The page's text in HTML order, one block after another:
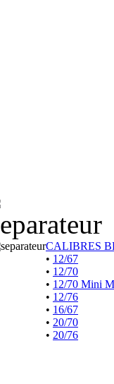
CALIBRES
• 12/67
• 12/70
• 12/70 Mini
• 12/76
• 16/67
• 20/70
• 20/76